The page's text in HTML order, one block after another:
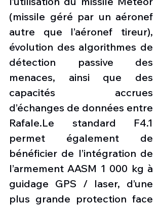
(missile géré par un aéronef
autre que l’aéronef tireur),
évolution des algorithmes de
détection passive des
menaces, ainsi que des
capacités accrues
d’échanges de données entre
Rafale.Le standard F4.1
permet également de
bénéficier de l’intégration de
l’armement AASM 1 000 kg à
guidage GPS / laser, d’une
plus grande protection face